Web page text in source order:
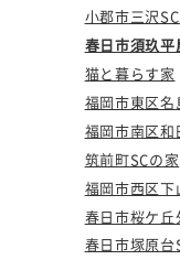
小郡市三沢
春日市須玖平
猫と暮らす家
福岡市東区名
福岡市南区和
筑前町SCの家
福岡市西区下
春日市桜ケ丘
春日市塚原台